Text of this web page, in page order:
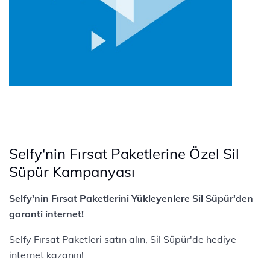
Selfy'nin Fırsat Paketlerine Özel Sil
Süpür Kampanyası
Selfy'nin Fırsat Paketlerini Yükleyenlere Sil Süpür'den
garanti internet!
Selfy Fırsat Paketleri satın alın, Sil Süpür'de hediye
internet kazanın!